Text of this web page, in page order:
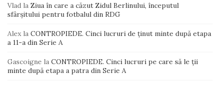
Vlad la Ziua în care a căzut Zidul Berlinului, începutul
sfârșitului pentru fotbalul din RDG
Alex la CONTROPIEDE. Cinci lucruri de ținut minte după etapa
a 11-a din Serie A
Gascoigne la CONTROPIEDE. Cinci lucruri pe care să le ții
minte după etapa a patra din Serie A